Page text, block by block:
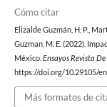
Cómo citar
Elizalde Guzmán, H. P.,
Guzman, M. E. (2022).
México. Ensayos Revista
https://doi.org/10.29105/
Más formatos de